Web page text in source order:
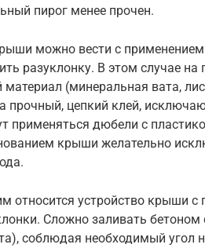
пирог менее прочен.
можно вести с
разуклонку. В этом случае на
материал (минеральная вата,
прочный, цепкий клей,
применяться дюбели с
крыши желательно
относится устройство крыши
Сложно заливать бетоном
соблюдая необходимый угол